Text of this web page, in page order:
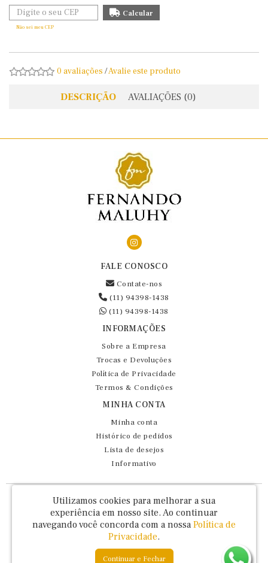
Não sei meu CEP
0 avaliações /Avalie este produto
DESCRIÇÃO AVALIAÇÕES (0)
FALE CONOSCO
Contate-nos
(11) 94398-1438
(11) 94398-1438
INFORMAÇÕES
Sobre a Empresa
Trocas e Devoluções
Política de Privacidade
Termos & Condições
MINHA CONTA
Minha conta
Histórico de pedidos
Lista de desejos
Informativo
Fernando Maluhy Cia Ltda - CNPJ: 60.458.825/0001-86
Rua Dr Euclydes da Cunha, 47 - Brás - São Paulo / SP - CEP 03016-030
Utilizamos cookies para melhorar a sua
experiência em nosso site. Ao continuar
navegando você concorda com a nossa Política de
Privacidade.
Continuar e Fechar